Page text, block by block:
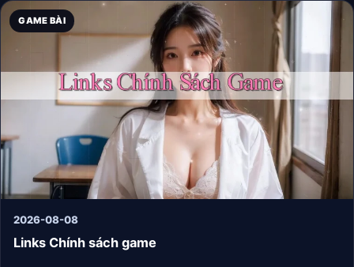
GAME BÀI
2026-08-08
Links Chính sách game